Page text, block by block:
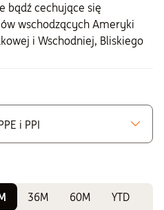
bądź cechujące się
wschodzących Ameryki
i Wschodniej, Bliskiego
i PPI
36M 60M
YTD